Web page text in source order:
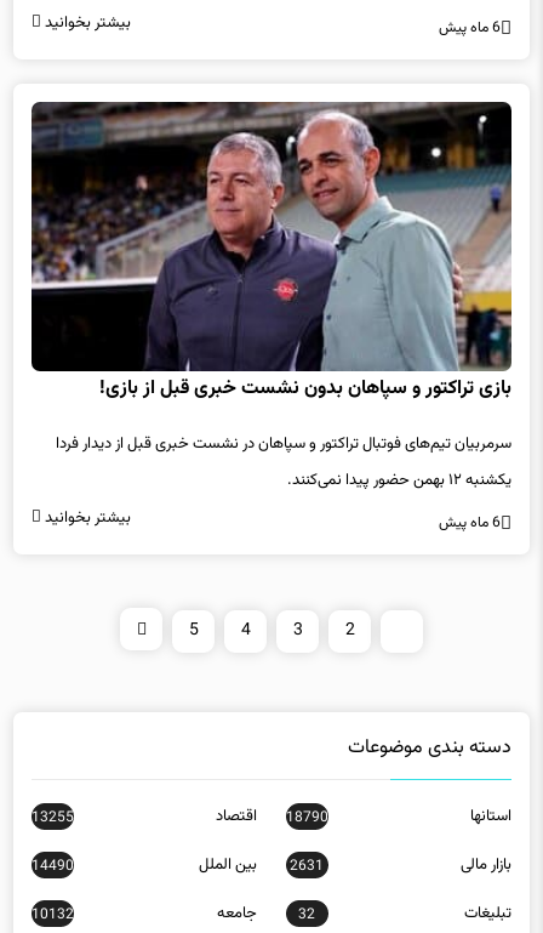
6 ماه پیش بیشتر بخوانید
بازی تراکتور و سپاهان بدون نشست خبری قبل از بازی!
سرمربیان تیم‌های فوتبال تراکتور و سپاهان در نشست خبری قبل از دیدار فردا
یکشنبه ۱۲ بهمن حضور پیدا نمی‌کنند.
6 ماه پیش بیشتر بخوانید
2
3
4
5
دسته بندی موضوعات
استانها 18790 اقتصاد 13255
بازار مالی 2631 بین الملل 14490
تبلیغات 32 جامعه 10132